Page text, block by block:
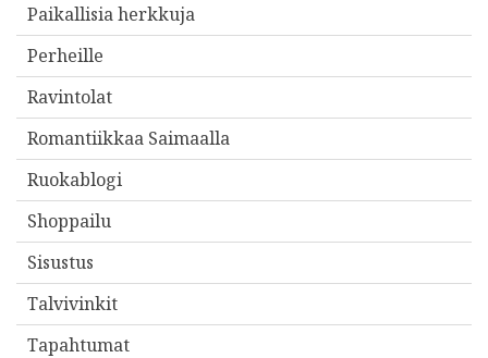
Paikallisia herkkuja
Perheille
Ravintolat
Romantiikkaa Saimaalla
Ruokablogi
Shoppailu
Sisustus
Talvivinkit
Tapahtumat